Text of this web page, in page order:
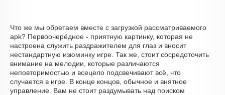
Что же мы обретаем вместе с загрузкой рассматриваемого
apk? Первоочерёдное - приятную картинку, которая не
настроена служить раздражителем для глаз и вносит
нестандартную изюминку игре. Так же, стоит сосредоточить
внимание на мелодии, которые различаются
неповторимостью и всецело подсвечивают всё, что
случается в игре. В конце концов, обычное и внятное
управление. Вам не стоит раздумывать над поиском